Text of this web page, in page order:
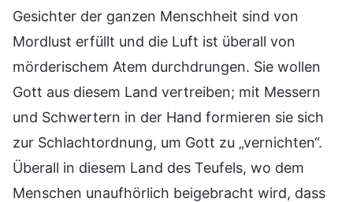
Gesichter der ganzen Menschheit sind von
Mordlust erfüllt und die Luft ist überall von
mörderischem Atem durchdrungen. Sie wollen
Gott aus diesem Land vertreiben; mit Messern
und Schwertern in der Hand formieren sie sich
zur Schlachtordnung, um Gott zu „vernichten“.
Überall in diesem Land des Teufels, wo dem
Menschen unaufhörlich beigebracht wird, dass